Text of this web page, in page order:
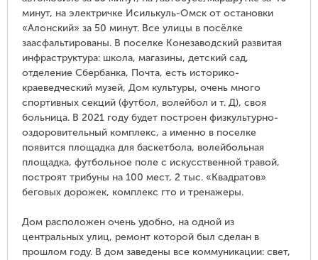
минут, на электричке Исилькуль-Омск от остановки
«Алонский» за 50 минут. Все улицы в посёлке
заасфальтированы. В поселке Конезаводский развитая
инфраструктура: школа, магазины, детский сад,
отделение Сбербанка, Почта, есть историко-
краеведческий музей, Дом культуры, очень много
спортивных секций (футбол, волейбол и т. Д), своя
больница. В 2021 году будет построен физкультурно-
оздоровительный комплекс, а именно в поселке
появится площадка для баскетбола, волейбольная
площадка, футбольное поле с искусственной травой,
построят трибуны на 100 мест, 2 тыс. «Квадратов»
беговых дорожек, комплекс гто и тренажеры.
Дом расположен очень удобно, на одной из
центральных улиц, ремонт которой был сделан в
прошлом году. В дом заведены все коммуникации: свет,